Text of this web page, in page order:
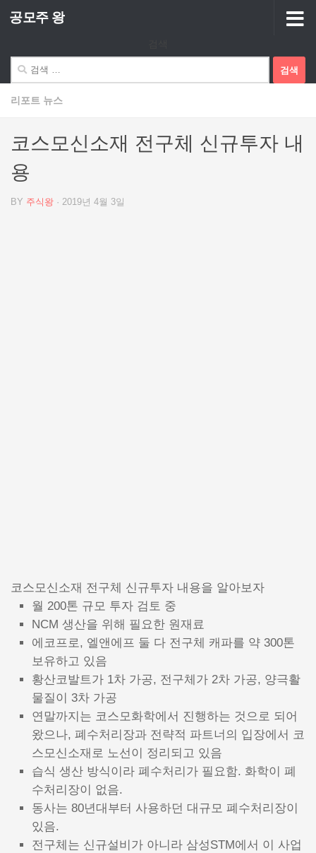
Skip to content
공모주 왕
색:
리포트 뉴스
코스모신소재 전구체 신규투자 내
용
BY 주식왕 · 2019년 4월 3일
코스모신소재 전구체 신규투자 내용을 알아보자
월 200톤 규모 투자 검토 중
NCM 생산을 위해 필요한 원재료
에코프로, 엘앤에프 둘 다 전구체 캐파를 약 300톤
보유하고 있음
황산코발트가 1차 가공, 전구체가 2차 가공, 양극활
물질이 3차 가공
연말까지는 코스모화학에서 진행하는 것으로 되어
왔으나, 폐수처리장과 전략적 파트너의 입장에서 코
스모신소재로 노선이 정리되고 있음
습식 생산 방식이라 폐수처리가 필요함. 화학이 폐
수처리장이 없음.
동사는 80년대부터 사용하던 대규모 폐수처리장이
있음.
전구체는 신규설비가 아니라 삼성STM에서 이 사업